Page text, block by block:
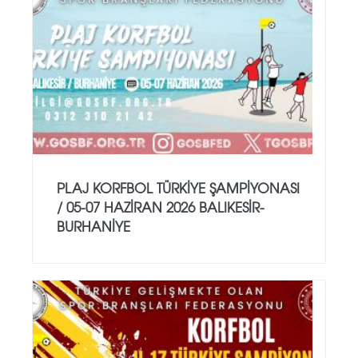
PLAJ KORFBOL TÜRKİYE ŞAMPİYONASI
/ 05-07 HAZİRAN 2026 BALIKESİR-
BURHANİYE